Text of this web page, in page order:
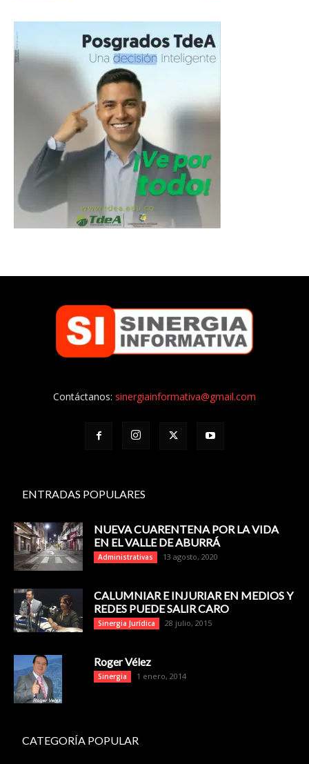
Contáctanos: sinergiainformativa@gmail.com
ENTRADAS POPULARES
NUEVA CUARENTENA POR LA VIDA
EN EL VALLE DE ABURRÁ
Administrativas 13 agosto, 2020
CALUMNIAR E INJURIAR EN MEDIOS Y
REDES PUEDE SALIR CARO
Sinergia Jurídica 28 julio, 2015
Roger Vélez
Sinergia 1 enero, 2014
CATEGORÍA POPULAR